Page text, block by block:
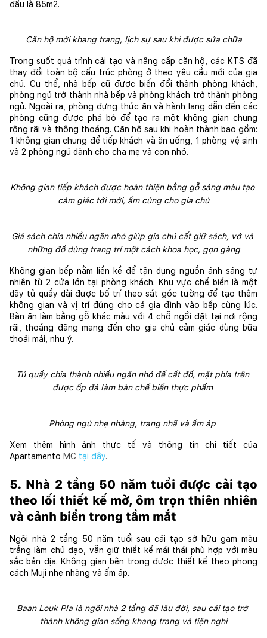
đầu là 85m2.
Căn hộ mới khang trang, lịch sự sau khi được sửa chữa
Trong suốt quá trình cải tạo và nâng cấp căn hộ, các KTS đã
thay đổi toàn bộ cấu trúc phòng ở theo yêu cầu mới của gia
chủ. Cụ thể, nhà bếp cũ được biến đổi thành phòng khách,
phòng ngủ trở thành nhà bếp và phòng khách trở thành phòng
ngủ. Ngoài ra, phòng đựng thức ăn và hành lang dẫn đến các
phòng cũng được phá bỏ để tạo ra một không gian chung
rộng rãi và thông thoáng. Căn hộ sau khi hoàn thành bao gồm:
1 không gian chung để tiếp khách và ăn uống, 1 phòng vệ sinh
và 2 phòng ngủ dành cho cha mẹ và con nhỏ.
Không gian tiếp khách được hoàn thiện bằng gỗ sáng màu tạo
cảm giác tới mới, ấm cúng cho gia chủ
Giá sách chia nhiều ngăn nhỏ giúp gia chủ cất giữ sách, vở và
những đồ dùng trang trí một cách khoa học, gọn gàng
Không gian bếp nằm liền kề để tận dụng nguồn ánh sáng tự
nhiên từ 2 cửa lớn tại phòng khách. Khu vực chế biến là một
dãy tủ quầy dài được bố trí theo sát góc tường để tạo thêm
không gian và vị trí đứng cho cả gia đình vào bếp cùng lúc.
Bàn ăn làm bằng gỗ khác màu với 4 chỗ ngồi đặt tại nơi rộng
rãi, thoáng đãng mang đến cho gia chủ cảm giác dùng bữa
thoải mái, như ý.
Tủ quầy chia thành nhiều ngăn nhỏ để cất đồ, mặt phía trên
được ốp đá làm bàn chế biến thực phẩm
Phòng ngủ nhẹ nhàng, trang nhã và ấm áp
Xem thêm hình ảnh thực tế và thông tin chi tiết của
Apartamento MC tại đây.
5. Nhà 2 tầng 50 năm tuổi được cải tạo
theo lối thiết kế mở, ôm trọn thiên nhiên
và cảnh biển trong tầm mắt
Ngôi nhà 2 tầng 50 năm tuổi sau cải tạo sở hữu gam màu
trắng làm chủ đạo, vẫn giữ thiết kế mái thái phù hợp với màu
sắc bản địa. Không gian bên trong được thiết kế theo phong
cách Muji nhẹ nhàng và ấm áp.
Baan Louk Pla là ngôi nhà 2 tầng đã lâu đời, sau cải tạo trở
thành không gian sống khang trang và tiện nghi